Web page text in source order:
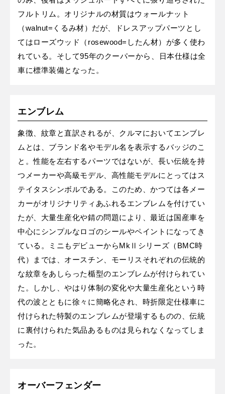
フルトリム。オリジナルの材質はウォールナット
（walnut=くるみ材）だが、ドレスアップパーツとし
てはローズウッド（rosewood=したん材）が多く使わ
れている。そして95年のクーパーから、日本仕様は全
車に標準装備となった。
エンブレム
象徴、紋章と直訳されるが、クルマにおいてエンブレ
ムとは、ブランド名やモデル名を表示するバッジのこ
と。性能を左右するパーツではないが、長い伝統を持
つメーカーや高級モデル、高性能モデルにとってはス
テイタスシンボルである。このため、かつては各メー
カーがオリジナリティあふれるエンブレムを付けてい
たが、大量生産化や錆の問題により、最近は国産車を
中心にシンプルなロゴのシールやペイントになってき
ている。ミニもデビューからMkⅡシリーズ（BMC時
代）までは、オースチン、モーリスそれぞれの伝統的
な紋章をあしらった楯型のエンブレムが付けられてい
た。しかし、やはり体制の変化や大量生産化という時
代の波とともに徐々に簡略化され、時折限定仕様車に
付けられた特製のエンブレムが登場するものの、伝統
に裏付けられた気品あるものは見られなくなってしま
った。
オーバーフェンダー